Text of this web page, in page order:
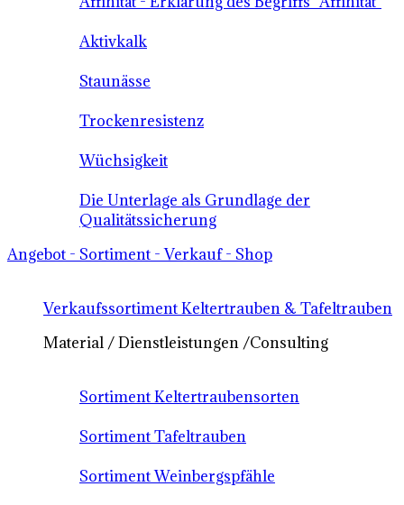
Aktivkalk
Staunässe
Trockenresistenz
Wüchsigkeit
Die Unterlage als Grundlage der
Qualitätssicherung
Angebot - Sortiment - Verkauf - Shop
Verkaufssortiment Keltertrauben & Tafeltrauben
Material / Dienstleistungen /Consulting
Sortiment Keltertraubensorten
Sortiment Tafeltrauben
Sortiment Weinbergspfähle